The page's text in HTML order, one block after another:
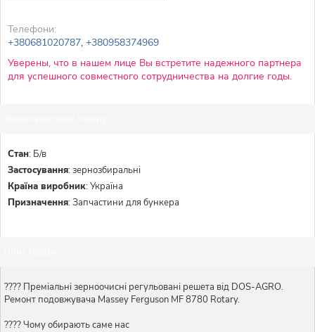
Телефони:
+380681020787, +380958374969
Уверены, что в нашем лице Вы встретите надежного партнера
для успешного совместного сотрудничества на долгие годы.
Стан: Б/в
Застосування:зернозбиральні
Країна виробник:Україна
Призначення:Запчастини для бункера
???? Преміальні зерноочисні регульовані решета від DOS-AGRO.
Ремонт подовжувача Massey Ferguson MF 8780 Rotary.
???? Чому обирають саме нас